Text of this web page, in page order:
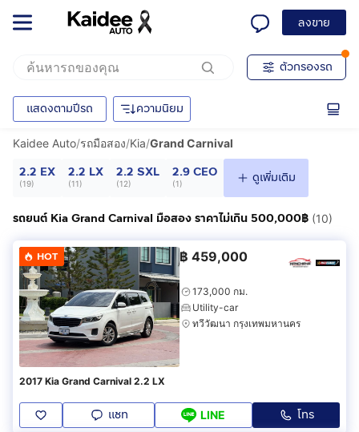
ลงขาย
ตัวกรองรถ
แสดงตามปีรถ ความนิยม
Kaidee Auto/รถมือสอง/Kia/Grand Carnival
2.2 EX
(19)
2.2 LX
(11)
2.2 SXL
(12)
2.9 CEO
(1) ดูเพิ่มเติม
รถยนต์ Kia Grand Carnival มือสอง ราคาไม่เกิน 500,000฿ (10)
HOT ฿ 459,000
173,000 กม.
Utility-car
ทวีวัฒนา กรุงเทพมหานคร
2017 Kia Grand Carnival 2.2 LX
แชท LINE โทร